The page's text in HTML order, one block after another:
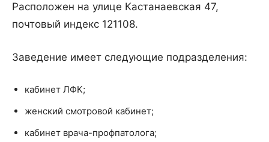
Расположен на улице Кастанаевская 47,
почтовый индекс 121108.
Заведение имеет следующие подразделения:
кабинет ЛФК;
женский смотровой кабинет;
кабинет врача-профпатолога;